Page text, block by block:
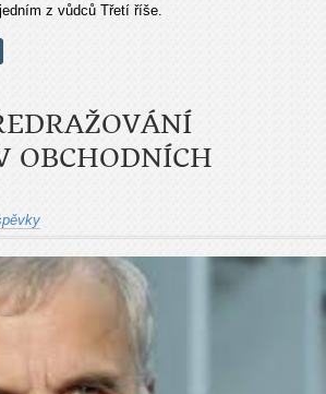
z vůdců Třetí říše.
OBCHODNÍCH